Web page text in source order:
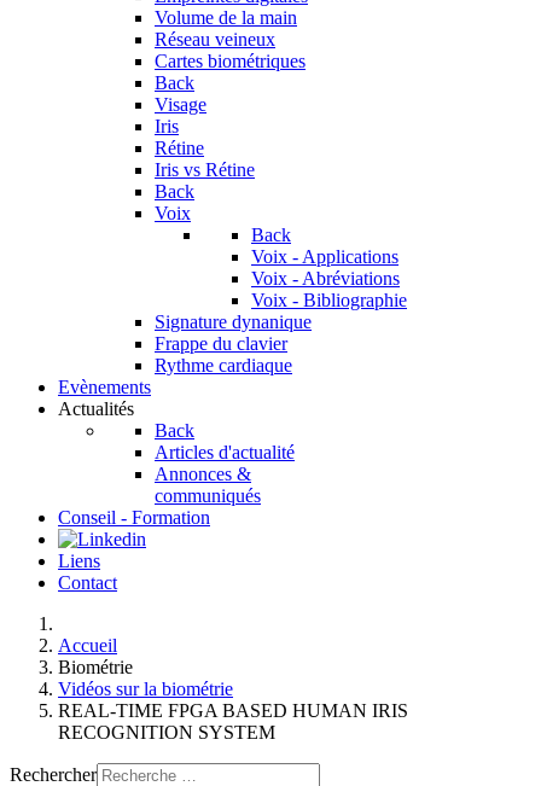
Volume de la main
Réseau veineux
Cartes biométriques
Back
Visage
Iris
Rétine
Iris vs Rétine
Back
Voix
Back
Voix - Applications
Voix - Abréviations
Voix - Bibliographie
Signature dynanique
Frappe du clavier
Rythme cardiaque
Evènements
Actualités
Back
Articles d'actualité
Annonces &
communiqués
Conseil - Formation
Liens
Contact
Accueil
Biométrie
Vidéos sur la biométrie
REAL-TIME FPGA BASED HUMAN IRIS
RECOGNITION SYSTEM
Rechercher